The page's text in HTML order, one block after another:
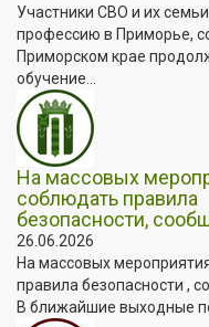
Участники СВО и их
профессию в Приморье,
Приморском крае
обучение...
На массовых
соблюдать правила
безопасности,
26.06.2026
На массовых
правила безопасности ,
В ближайшие выходные